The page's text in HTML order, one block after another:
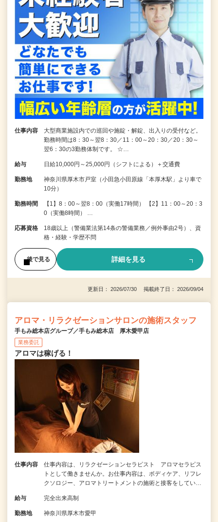
仕事内容
大型商業施設内での巡回や施錠・解錠、出入りの受付など。
勤務時間は8：30～翌8：30／11：00～20：30／20：30～
翌6：30の3勤務体制です。 ☆…
給与 日給10,000円～25,000円（シフトによる）＋交通費
勤務地
神奈川県厚木市戸室（小田急小田原線「本厚木駅」より車で
10分）
勤務時間
【1】8：00～翌8：00（実働17時間） 【2】11：00～20：3
0（実働8時間） …
応募資格
18歳以上（警備業法第14条の警備業務／例外事由2号）、資
格・経験・学歴不問
後で見る 詳細を見る
更新日： 2026/07/30 掲載終了日： 2026/09/04
アロマ・リラクゼーションサロンの施術スタッフ
手もみ総本店グループ／手もみ総本店 厚木愛甲店
業務委託
アロマは稼げる！
仕事内容
仕事内容は、リラクゼーションセラピスト アロマセラピス
トとして働きませんか。お仕事内容は、ボディケア、リフレ
クソロジー、アロマトリートメントの施術と接客をしてい…
給与 完全出来高制
勤務地 神奈川県厚木市愛甲